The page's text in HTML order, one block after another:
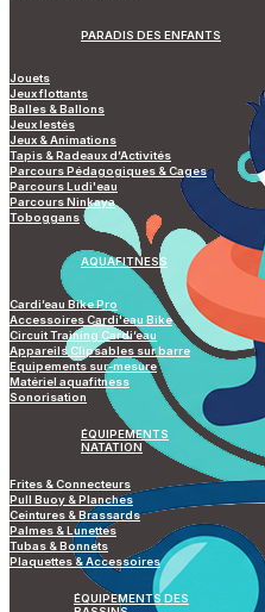
PARADIS DES ENFANTS
Jouets
Jeux flottants
Balles & Ballons
Jeux lestés
Jeux & Animations
Tapis & Radeaux d’Activités
Parcours Pédagogiques & Cages
Parcours Ludi'eau
Parcours Ninkaya
Toboggans
AQUAFITNESS
Cardi’eau Bike Pro
Accessoires Cardi'eau Bike
Circuit Training Cardi’eau
Appareils Clipsables sur barre
Equipements sur-mesure
Matériel aquafitness
Sonorisation
ÉQUIPEMENTS
NATATION
Frites & Connecteurs
Pull Buoy & Planches
Ceintures & Brassards
Palmes & Lunettes
Tubas & Bonnets
Plaquettes & Accessoires
ÉQUIPEMENTS DES